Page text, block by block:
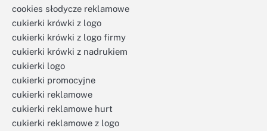
cookies słodycze reklamowe
cukierki krówki z logo
cukierki krówki z logo firmy
cukierki krówki z nadrukiem
cukierki logo
cukierki promocyjne
cukierki reklamowe
cukierki reklamowe hurt
cukierki reklamowe z logo